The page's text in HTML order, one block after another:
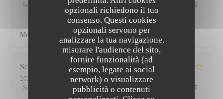
opzionali richiedono il tuo
consenso. Questi cookies
opzionali servono per
analizzare la tua navigazione,
misurare l'audience del sito,
fornire funzionalità (ad
esempio, legate ai social
network) o visualizzare
pubblicità o contenuti
Servizio
Atmosfera: 5/5 Cucina: 5/5 Qualità / Prezzo /5
Moment superbe, du service à l’assiette !
Scott
2026-07-30
- 19:45 - Ospiti 3
Servizio
Atmosfera: 3/5 Cucina: 4/5 Qualità / Prezzo /5